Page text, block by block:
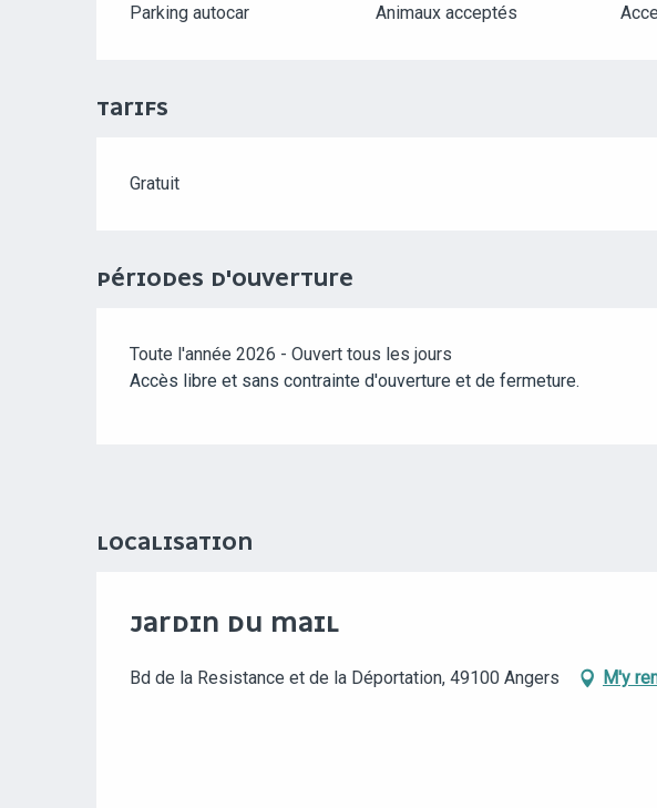
Parking autocar
Animaux acceptés
TARIFS
Gratuit
PÉRIODES D'OUVERTURE
Toute l'année 2026 - Ouvert tous les jours
Accès libre et sans contrainte d'ouverture et de fermeture.
LOCALISATION
JARDIN DU MAIL
Bd de la Resistance et de la Déportation, 49100 Angers M'y